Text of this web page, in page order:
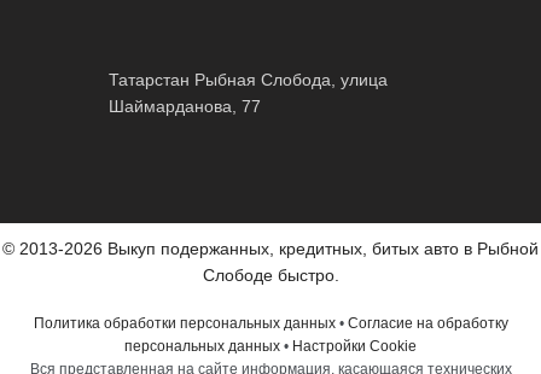
Татарстан Рыбная Слобода, улица
Шаймарданова, 77
© 2013-2026 Выкуп подержанных, кредитных, битых авто в Рыбной
Слободе быстро.
Политика обработки персональных данных• Согласие на обработку
персональных данных • Настройки Cookie
Вся представленная на сайте информация, касающаяся технических